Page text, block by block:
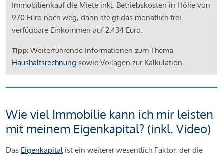
Immobilienkauf die Miete inkl. Betriebskosten in Höhe von
970 Euro noch weg, dann steigt das monatlich frei
verfügbare Einkommen auf 2.434 Euro.
Tipp: Weiterführende Informationen zum Thema
Haushaltsrechnung sowie Vorlagen zur Kalkulation .
Wie viel Immobilie kann ich mir leisten
mit meinem Eigenkapital? (inkl. Video)
Das Eigenkapitalist ein weiterer wesentlich Faktor, der die